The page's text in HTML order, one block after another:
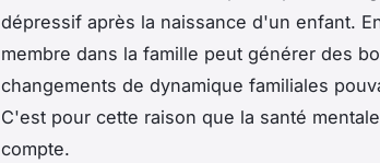
dépressif après la naissance d'un enfant.
membre dans la famille peut générer des
changements de dynamique familiales
C'est pour cette raison que la santé
compte.